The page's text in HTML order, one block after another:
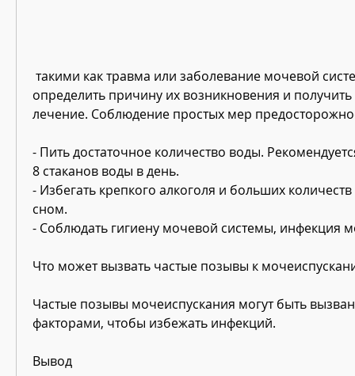
определить причину их возникновения и
лечение. Соблюдение простых мер
- Пить достаточное количество воды.
8 стаканов воды в день.
- Избегать крепкого алкоголя и больших
сном.
- Соблюдать гигиену мочевой системы, инфекция
Что может вызвать частые позывы к
Частые позывы мочеиспускания могут быть
факторами, чтобы избежать инфекций.
Вывод